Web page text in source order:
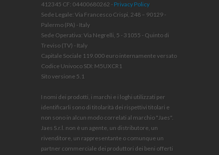
412345 CF: 04400680262 - Privacy Policy
Sede Legale: Via Francesco Crispi, 248 – 90129 -
Palermo (PA) - Italy
Sede Operativa: Via Negrelli, 5 - 31055 - Quinto di
Treviso (TV) - Italy
Capitale Sociale 119.000 euro internamente versato
Codice Univoco SDI: M5UXCR1
Sito versione 5.1
I nomi dei prodotti, i marchi e i loghi utilizzati per
identificarli sono di titolarità dei rispettivi titolari e
non sono in alcun modo correlati al marchio "Jaes".
Jaes S.r.l. non è un agente, un distributore, un
rivenditore, un rappresentante o comunque un
partner commerciale dei produttori dei beni offerti